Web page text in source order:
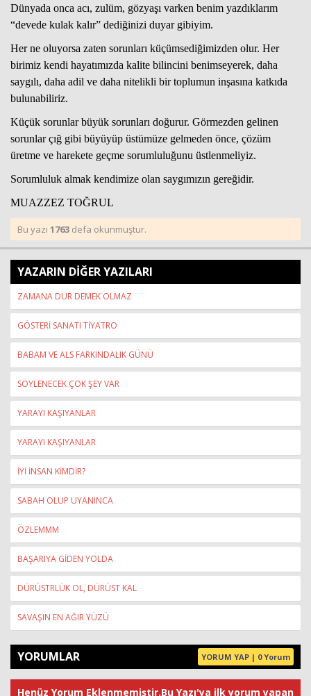
Dünyada onca acı, zulüm, gözyaşı varken benim yazdıklarım
“devede kulak kalır” dediğinizi duyar gibiyim.
Her ne oluyorsa zaten sorunları küçümsediğimizden olur. Her
birimiz kendi hayatımızda kalite bilincini benimseyerek, daha
saygılı, daha adil ve daha nitelikli bir toplumun inşasına katkıda
bulunabiliriz.
Küçük sorunlar büyük sorunları doğurur. Görmezden gelinen
sorunlar çığ gibi büyüyüp üstümüze gelmeden önce, çözüm
üretme ve harekete geçme sorumluluğunu üstlenmeliyiz.
Sorumluluk almak kendimize olan saygımızın gereğidir.
MUAZZEZ TOĞRUL
Bu yazı 1763 defa okunmuştur.
YAZARIN DİĞER YAZILARI
ZAMANA DUR DEMEK OLMAZ
GÖSTERİ SANATI TİYATRO
BABAM VE ALS FARKINDALIK GÜNÜ
SÖYLENECEK ÇOK ŞEY VAR
YARAYI KAŞIYANLAR
YARAYI KAŞIYANLAR
İYİ İNSAN KİMDİR?
SABAH OLUP UYANINCA
ÖZLEMMM
BAŞARIYA GİDEN YOLDA
DÜRÜSTRLÜK OL, DÜRÜST KAL
SAVAŞIN EN AĞIR YÜZÜ
YORUMLAR YORUM YAP | 0 Yorum
Henüz Yorum Eklenmemiştir.Bu Yazı'ya ilk yorum yapan